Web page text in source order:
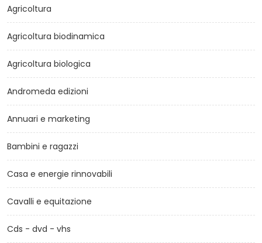
Agricoltura
Agricoltura biodinamica
Agricoltura biologica
Andromeda edizioni
Annuari e marketing
Bambini e ragazzi
Casa e energie rinnovabili
Cavalli e equitazione
Cds - dvd - vhs